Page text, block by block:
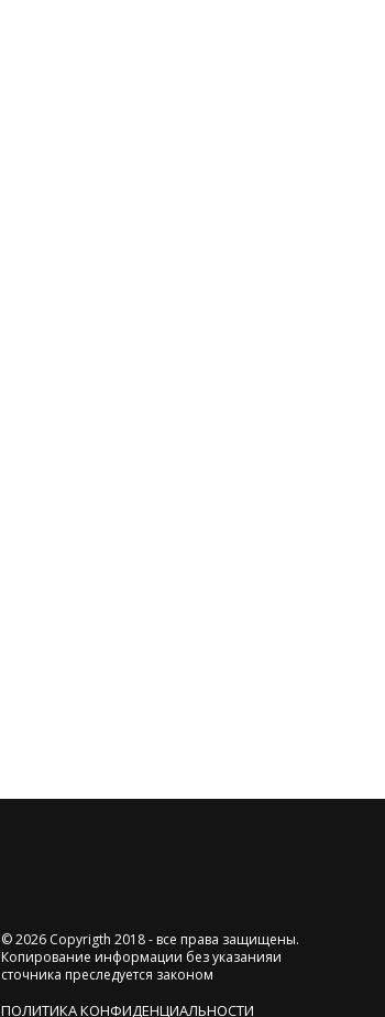
© 2026 Copyrigth 2018 - все права защищены.
Копирование информации без указанияи
сточника преследуется законом
ПОЛИТИКА КОНФИДЕНЦИАЛЬНОСТИ